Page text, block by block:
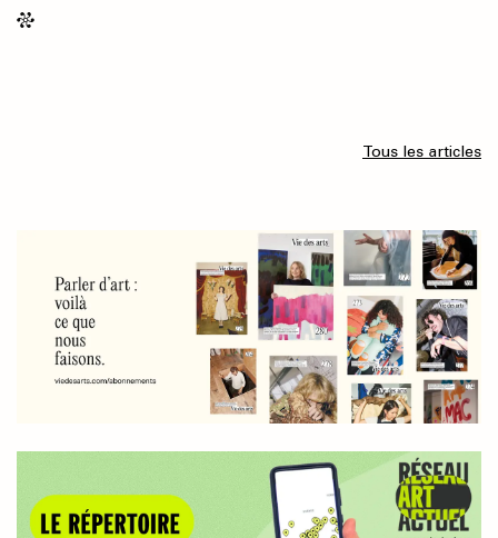
Tous les articles